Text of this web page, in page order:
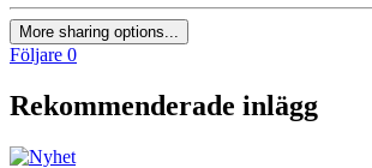
More sharing options...
Följare 0
Rekommenderade inlägg